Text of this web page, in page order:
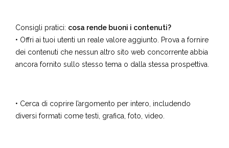
Consigli pratici: cosa rende buoni i contenuti?
• Offri ai tuoi utenti un reale valore aggiunto. Prova a fornire
dei contenuti che nessun altro sito web concorrente abbia
ancora fornito sullo stesso tema o dalla stessa prospettiva.
• Cerca di coprire l’argomento per intero, includendo
diversi formati come testi, grafica, foto, video.